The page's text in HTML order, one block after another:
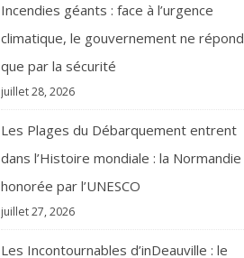
Incendies géants : face à l’urgence
climatique, le gouvernement ne répond
que par la sécurité
juillet 28, 2026
Les Plages du Débarquement entrent
dans l’Histoire mondiale : la Normandie
honorée par l’UNESCO
juillet 27, 2026
Les Incontournables d’inDeauville : le